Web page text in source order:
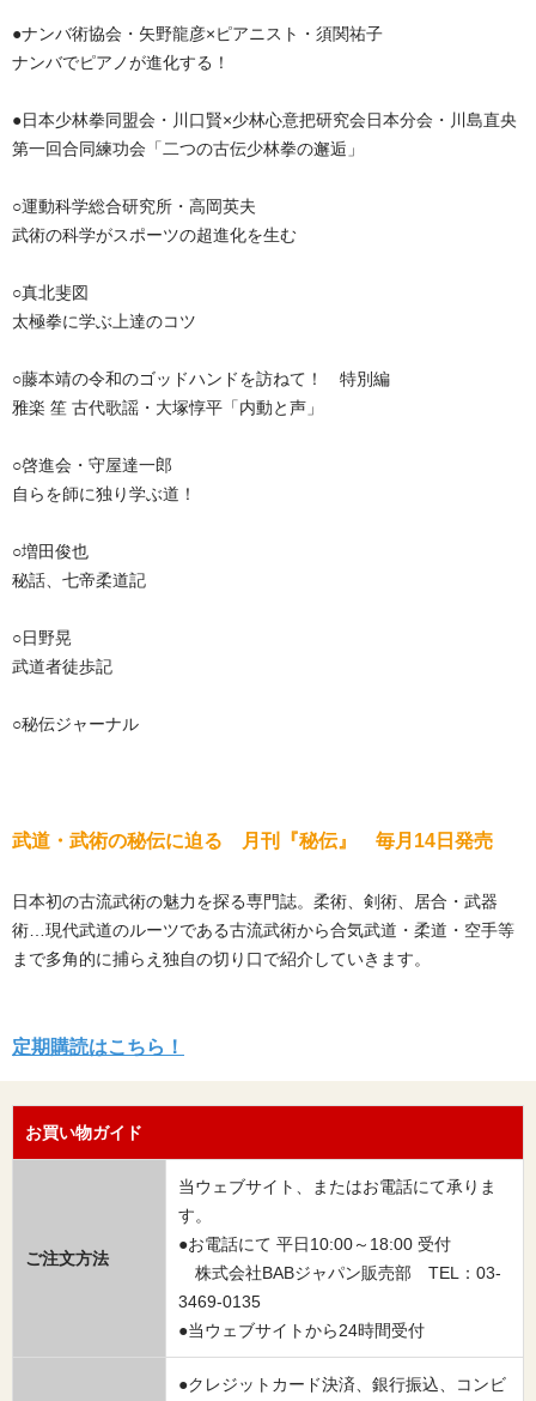
●ナンバ術協会・矢野龍彦×ピアニスト・須関祐子
ナンバでピアノが進化する！
●日本少林拳同盟会・川口賢×少林心意把研究会日本分会・川島直央
第一回合同練功会「二つの古伝少林拳の邂逅」
○運動科学総合研究所・高岡英夫
武術の科学がスポーツの超進化を生む
○真北斐図
太極拳に学ぶ上達のコツ
○藤本靖の令和のゴッドハンドを訪ねて！ 特別編
雅楽 笙 古代歌謡・大塚惇平「内動と声」
○啓進会・守屋達一郎
自らを師に独り学ぶ道！
○増田俊也
秘話、七帝柔道記
○日野晃
武道者徒歩記
○秘伝ジャーナル
武道・武術の秘伝に迫る 月刊『秘伝』 毎月14日発売
日本初の古流武術の魅力を探る専門誌。柔術、剣術、居合・武器
術…現代武道のルーツである古流武術から合気武道・柔道・空手等
まで多角的に捕らえ独自の切り口で紹介していきます。
定期購読はこちら！
お買い物ガイド
ご注文方法
当ウェブサイト、またはお電話にて承りま
す。
●お電話にて 平日10:00～18:00 受付
株式会社BABジャパン販売部 TEL：03-
3469-0135
●当ウェブサイトから24時間受付
●クレジットカード決済、銀行振込、コンビ